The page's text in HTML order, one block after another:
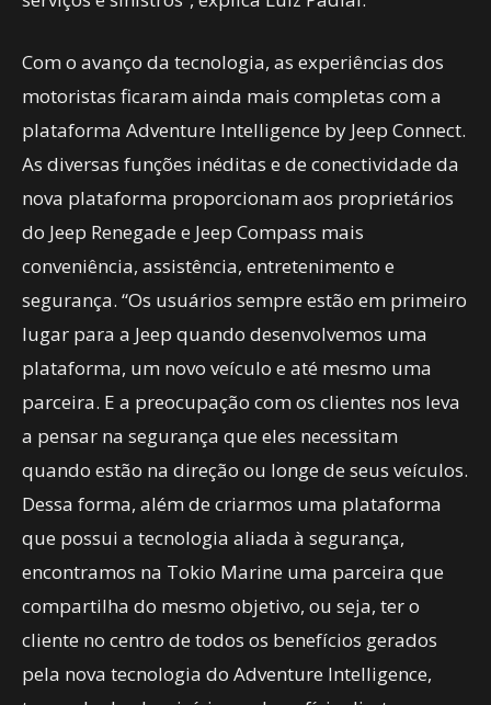
Com o avanço da tecnologia, as experiências dos
motoristas ficaram ainda mais completas com a
plataforma Adventure Intelligence by Jeep Connect.
As diversas funções inéditas e de conectividade da
nova plataforma proporcionam aos proprietários
do Jeep Renegade e Jeep Compass mais
conveniência, assistência, entretenimento e
segurança. “Os usuários sempre estão em primeiro
lugar para a Jeep quando desenvolvemos uma
plataforma, um novo veículo e até mesmo uma
parceira. E a preocupação com os clientes nos leva
a pensar na segurança que eles necessitam
quando estão na direção ou longe de seus veículos.
Dessa forma, além de criarmos uma plataforma
que possui a tecnologia aliada à segurança,
encontramos na Tokio Marine uma parceira que
compartilha do mesmo objetivo, ou seja, ter o
cliente no centro de todos os benefícios gerados
pela nova tecnologia do Adventure Intelligence,